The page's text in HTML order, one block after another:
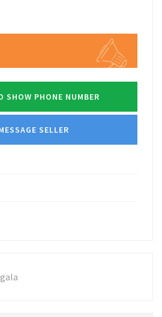
SHOW PHONE NUMBER
SELLER